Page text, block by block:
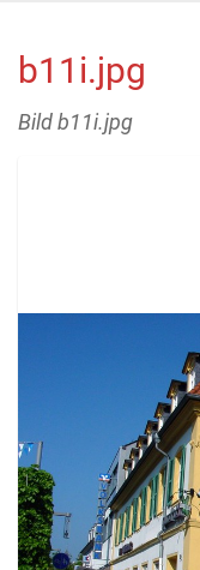
b11i.jpg
Bild b11i.jpg